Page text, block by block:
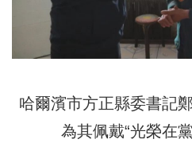
哈爾濱市方正縣委書記
為其佩戴“光榮在